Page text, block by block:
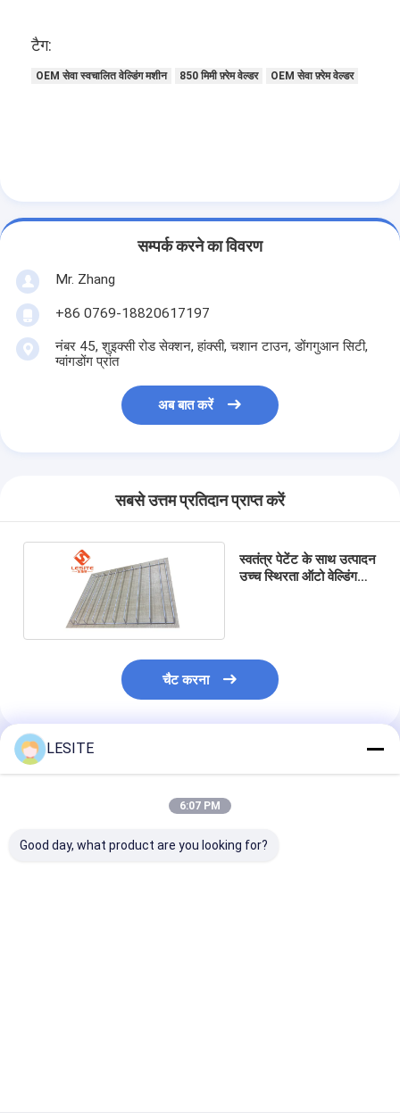
एयर फिल्टर निर्माण मशीन
अर्ध स्वचालित रिवेटिंग मशीन
डस्ट बैग फ़िल्टर
ओरिगेमी फोल्डिंग मशीन
वायु फ़िल्टर फ्रेम बनाने की मशीन
हेपा बैग फ़िल्टर
टैग:
OEM सेवा स्वचालित वेल्डिंग मशीन 850 मिमी फ़्रेम वेल्डर OEM सेवा फ़्रेम वेल्डर
सम्पर्क करने का विवरण
Mr. Zhang
+86 0769-18820617197
नंबर 45, शुइक्सी रोड सेक्शन, हांक्सी, चशान टाउन, डोंगगुआन सिटी,
ग्वांगडोंग प्रांत
अब बात करें
सबसे उत्तम प्रतिदान प्राप्त करें
स्वतंत्र पेटेंट के साथ उत्पादन
उच्च स्थिरता ऑटो वेल्डिंग
चैट करना
अनुशंसित उत्पाद
LESITE
6:07 PM
Good day, what product are you looking for?